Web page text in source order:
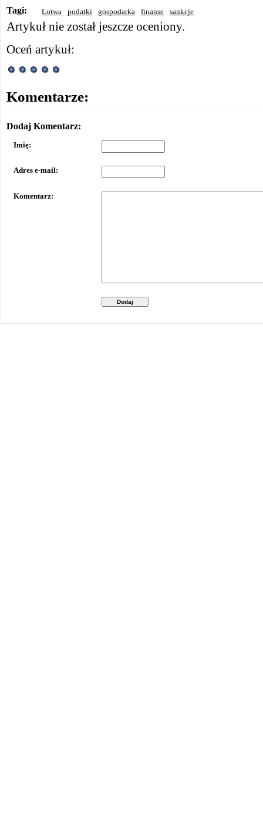
Tagi: Łotwa podatki gospodarka finanse sankcje
Artykuł nie został jeszcze oceniony.
Oceń artykuł:
Komentarze:
Dodaj Komentarz:
Imię:
Adres e-mail:
Komentarz:
Dodaj